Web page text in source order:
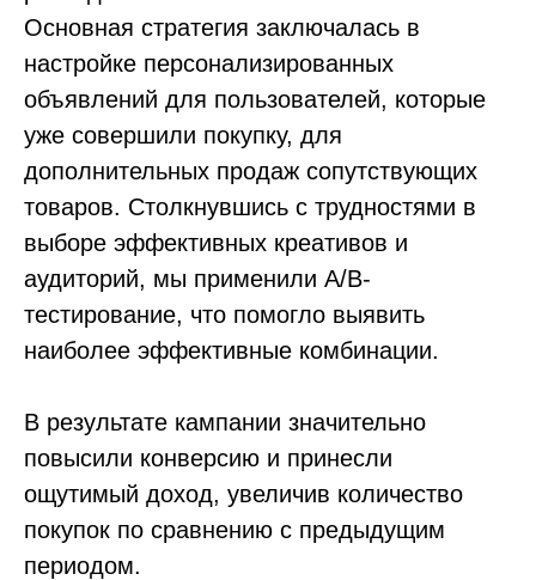
Основная стратегия заключалась в
настройке персонализированных
объявлений для пользователей, которые
уже совершили покупку, для
дополнительных продаж сопутствующих
товаров. Столкнувшись с трудностями в
выборе эффективных креативов и
аудиторий, мы применили A/B-
тестирование, что помогло выявить
наиболее эффективные комбинации.
В результате кампании значительно
повысили конверсию и принесли
ощутимый доход, увеличив количество
покупок по сравнению с предыдущим
периодом.